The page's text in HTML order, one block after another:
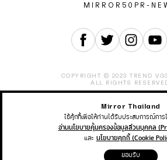
MIRROR50 PR-
COPYRIGHT © 2023 TREND
ALL RIGHTS
CAREERADVERTISEMENT
PRIVACY POLICY
THAIRATH MONEY
Mirror Thailand
ใช้คุ้กกี้เพื่อให้ท่านได้รับประสบการณ์การ
อ่านนโยบายคุ้มครองข้อมูลส่วนบุคคล
และ นโยบายคุกกี้ (Cookie
ยอมรับ